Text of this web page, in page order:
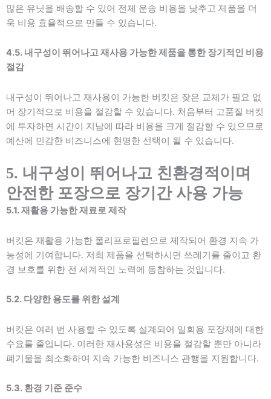
많은 유닛을 배송할 수 있어 전체 운송 비용을 낮추고 제품을 더
욱 비용 효율적으로 만들 수 있습니다.
4.5. 내구성이 뛰어나고 재사용 가능한 제품을 통한 장기적인 비용
절감
내구성이 뛰어나고 재사용이 가능한 버킷은 잦은 교체가 필요 없
어 장기적으로 비용을 절감할 수 있습니다. 처음부터 고품질 버킷
에 투자하면 시간이 지남에 따라 비용을 크게 절감할 수 있으므로
예산에 민감한 비즈니스에 현명한 선택이 될 수 있습니다.
5. 내구성이 뛰어나고 친환경적이며
안전한 포장으로 장기간 사용 가능
5.1. 재활용 가능한 재료로 제작
버킷은 재활용 가능한 폴리프로필렌으로 제작되어 환경 지속 가
능성에 기여합니다. 저희 제품을 선택하시면 쓰레기를 줄이고 환
경 보호를 위한 전 세계적인 노력에 동참하는 것입니다.
5.2. 다양한 용도를 위한 설계
버킷은 여러 번 사용할 수 있도록 설계되어 일회용 포장재에 대한
수요를 줄입니다. 이러한 재사용성은 비용을 절감할 뿐만 아니라
폐기물을 최소화하여 지속 가능한 비즈니스 관행을 지원합니다.
5.3. 환경 기준 준수